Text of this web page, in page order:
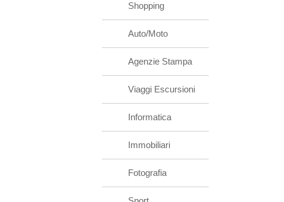
Shopping
Auto/Moto
Agenzie Stampa
Viaggi Escursioni
Informatica
Immobiliari
Fotografia